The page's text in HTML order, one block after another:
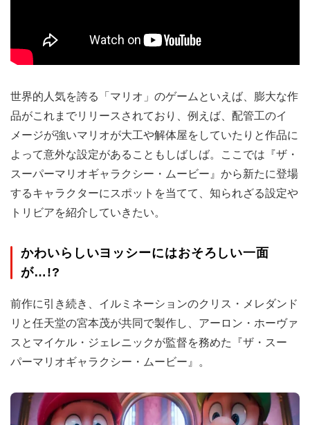
世界的人気を誇る「マリオ」のゲームといえば、膨大な作
品がこれまでリリースされており、例えば、配管工のイ
メージが強いマリオが大工や解体屋をしていたりと作品に
よって意外な設定があることもしばしば。ここでは『ザ・
スーパーマリオギャラクシー・ムービー』から新たに登場
するキャラクターにスポットを当てて、知られざる設定や
トリビアを紹介していきたい。
かわいらしいヨッシーにはおそろしい一面
が…!?
前作に引き続き、イルミネーションのクリス・メレダンド
リと任天堂の宮本茂が共同で製作し、アーロン・ホーヴァ
スとマイケル・ジェレニックが監督を務めた『ザ・スー
パーマリオギャラクシー・ムービー』。